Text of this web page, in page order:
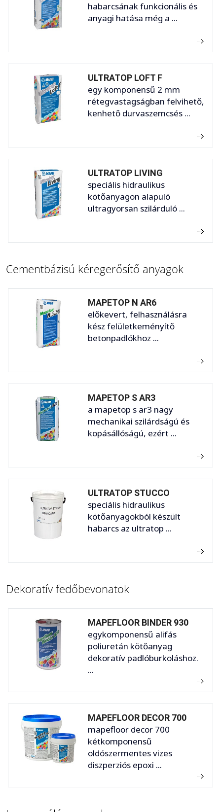
habarcsának funkcionális és
anyagi hatása még a ...
ULTRATOP LOFT F
egy komponensű 2 mm
rétegvastagságban felvihető,
kenhető durvaszemcsés ...
ULTRATOP LIVING
speciális hidraulikus
kötőanyagon alapuló
ultragyorsan szilárduló ...
Cementbázisú kéregerősítő anyagok
MAPETOP N AR6
előkevert, felhasználásra
kész felületkeményítő
betonpadlókhoz ...
MAPETOP S AR3
a mapetop s ar3 nagy
mechanikai szilárdságú és
kopásállóságú, ezért ...
ULTRATOP STUCCO
speciális hidraulikus
kötőanyagokból készült
habarcs az ultratop ...
Dekoratív fedőbevonatok
MAPEFLOOR BINDER 930
egykomponensű alifás
poliuretán kötőanyag
dekoratív padlóburkoláshoz.
...
MAPEFLOOR DECOR 700
mapefloor decor 700
kétkomponensű
oldószermentes vizes
diszperziós epoxi ...